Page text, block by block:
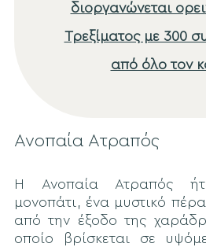
διοργανώνεται
Τρεξίματος με 300
από όλο τον
Ανοπαία Ατραπός
Η Ανοπαία Ατραπός
μονοπάτι, ένα μυστικό
από την έξοδο της
οποίο βρίσκεται σε